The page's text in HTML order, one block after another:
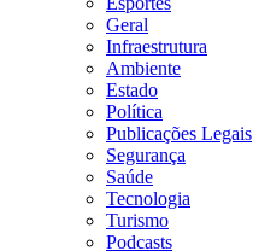
Geral
Infraestrutura
Ambiente
Estado
Política
Publicações Legais
Segurança
Saúde
Tecnologia
Turismo
Podcasts